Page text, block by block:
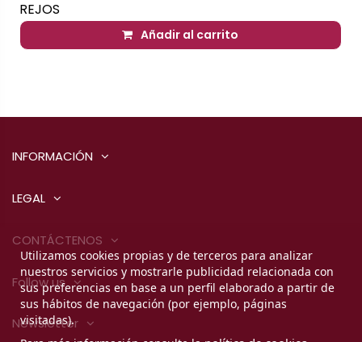
REJOS
Añadir al carrito
INFORMACIÓN
LEGAL
CONTÁCTENOS
Utilizamos cookies propias y de terceros para analizar
nuestros servicios y mostrarle publicidad relacionada con
sus preferencias en base a un perfil elaborado a partir de
sus hábitos de navegación (por ejemplo, páginas
visitadas).
Follow us
Newsletter